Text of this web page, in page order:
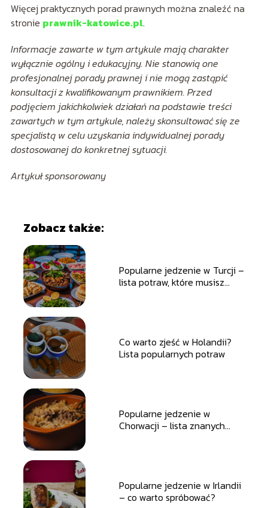
Więcej praktycznych porad prawnych można znaleźć na
stronie prawnik-katowice.pl.
Informacje zawarte w tym artykule mają charakter
wyłącznie ogólny i edukacyjny. Nie stanowią one
profesjonalnej porady prawnej i nie mogą zastąpić
konsultacji z kwalifikowanym prawnikiem. Przed
podjęciem jakichkolwiek działań na podstawie treści
zawartych w tym artykule, należy skonsultować się ze
specjalistą w celu uzyskania indywidualnej porady
dostosowanej do konkretnej sytuacji.
Artykuł sponsorowany
Zobacz także:
Popularne jedzenie w Turcji –
lista potraw, które musisz
Co warto zjeść w Holandii?
Lista popularnych potraw
Popularne jedzenie w
Chorwacji – lista znanych
Popularne jedzenie w Irlandii
– co warto spróbować?